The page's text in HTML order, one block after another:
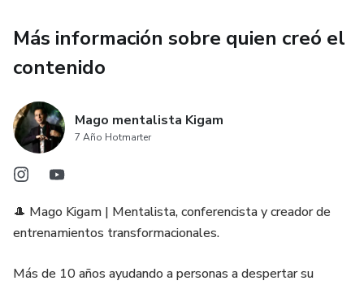
Más información sobre quien creó el
contenido
Mago mentalista Kigam
7 Año Hotmarter
🎩 Mago Kigam | Mentalista, conferencista y creador de
entrenamientos transformacionales.
Más de 10 años ayudando a personas a despertar su